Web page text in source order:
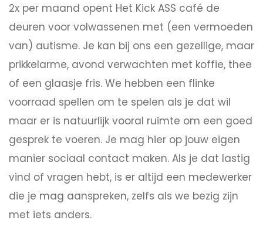
2x per maand opent Het Kick ASS café de
deuren voor volwassenen met (een vermoeden
van) autisme. Je kan bij ons een gezellige, maar
prikkelarme, avond verwachten met koffie, thee
of een glaasje fris. We hebben een flinke
voorraad spellen om te spelen als je dat wil
maar er is natuurlijk vooral ruimte om een goed
gesprek te voeren. Je mag hier op jouw eigen
manier sociaal contact maken. Als je dat lastig
vind of vragen hebt, is er altijd een medewerker
die je mag aanspreken, zelfs als we bezig zijn
met iets anders.